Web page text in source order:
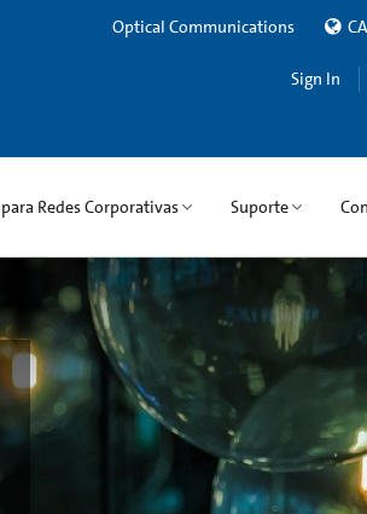
Optical Communications
Sign In
Redes Corporativas Suporte